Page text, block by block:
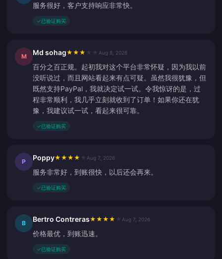
服务很好，客户支持响应非常快。
✓已验证购买
M Md sohag★ ★ ★ Aug 8, 2026
百分之百正规。起初我对这个平台非常怀疑，因为我以前
没听说过，而且网站看起来有点可疑。虽然我很犹豫，但
既然支持PayPal，我就决定试一试。令我惊讶的是，过
程非常顺利，我几乎立刻就收到了订单！如果你还在犹
豫，我建议试一试，看起来很可靠。
✓已验证购买
P Poppy★ ★ ★ ★ Aug 7, 2026
服务非常好，到账很快，以后还会再来。
✓已验证购买
B Bertro Contreras★ ★ ★ ★ Aug 7, 2026
价格最优，到账迅速。
✓已验证购买